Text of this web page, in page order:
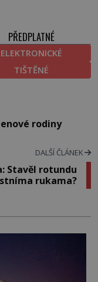
PŘEDPLATNÉ
ELEKTRONICKÉ
TIŠTĚNÉ
rodiny
DALŠÍ ČLÁNEK
Stavěl rotundu
rukama?